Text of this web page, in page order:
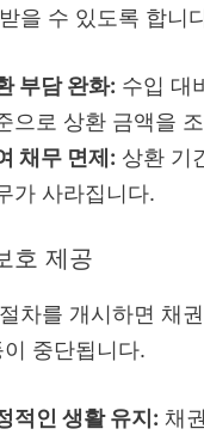
을 수 있도록 합니
부담 완화: 수입 대
으로 상환 금액을
채무 면제: 상환 기
가 사라집니다.
호 제공
차를 개시하면 채
중단됩니다.
적인 생활 유지: 채